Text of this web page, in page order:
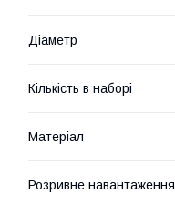
Діаметр
Кількість в наборі
Матеріал
Розривне навантаження